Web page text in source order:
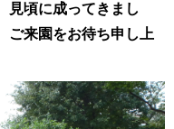
見頃に成ってきまし
ご来園をお待ち申し上